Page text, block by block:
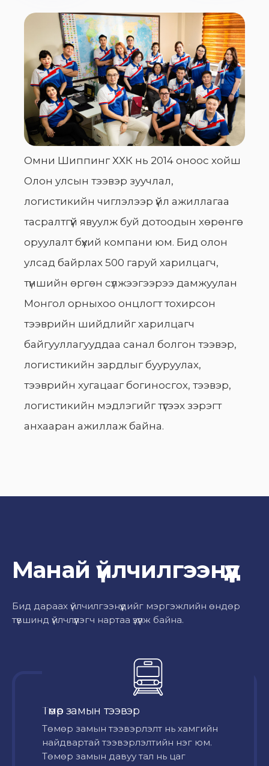
Омни Шиппинг ХХК нь 2014 оноос хойш
Олон улсын тээвэр зуучлал,
логистикийн чиглэлээр үйл ажиллагаа
тасралтгүй явуулж буй дотоодын хөрөнгө
оруулалт бүхий компани юм. Бид олон
улсад байрлах 500 гаруй харилцагч,
түншийн өргөн сүлжээгээрээ дамжуулан
Монгол орныхоо онцлогт тохирсон
тээврийн шийдлийг харилцагч
байгууллагууддаа санал болгон тээвэр,
логистикийн зардлыг бууруулах,
тээврийн хугацааг богиносгох, тээвэр,
логистикийн мэдлэгийг түгээх зэрэгт
анхааран ажиллаж байна.
Манай үйлчилгээнүүд
Бид дараах үйлчилгээнүүдийг мэргэжлийн өндөр
түвшинд үйлчлүүлэгч нартаа үзүүлж байна.
Төмөр замын тээвэр
Төмөр замын тээвэрлэлт нь хамгийн
найдвартай тээвэрлэлтийн нэг юм.
Төмөр замын давуу тал нь цаг